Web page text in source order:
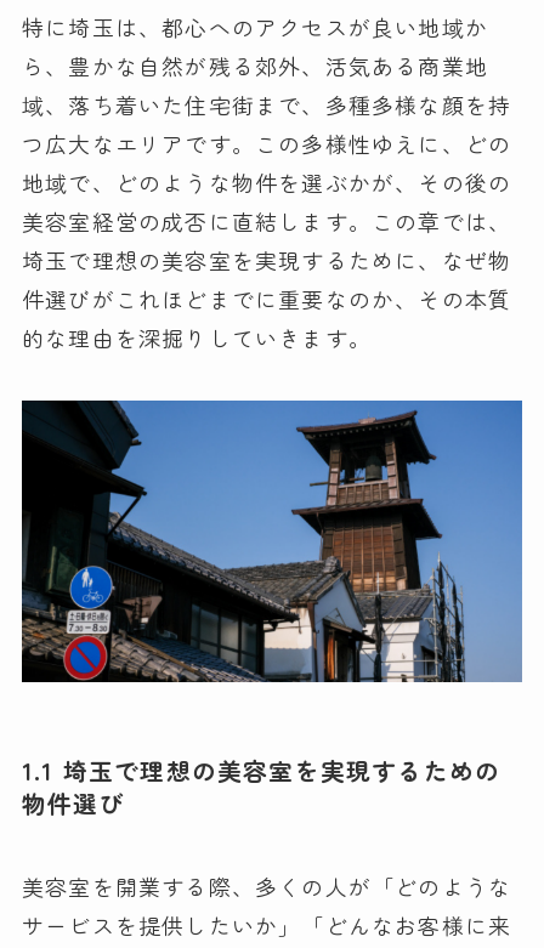
特に埼玉は、都心へのアクセスが良い地域か
ら、豊かな自然が残る郊外、活気ある商業地
域、落ち着いた住宅街まで、多種多様な顔を持
つ広大なエリアです。この多様性ゆえに、どの
地域で、どのような物件を選ぶかが、その後の
美容室経営の成否に直結します。この章では、
埼玉で理想の美容室を実現するために、なぜ物
件選びがこれほどまでに重要なのか、その本質
的な理由を深掘りしていきます。
1.1 埼玉で理想の美容室を実現するための
物件選び
美容室を開業する際、多くの人が「どのような
サービスを提供したいか」「どんなお客様に来